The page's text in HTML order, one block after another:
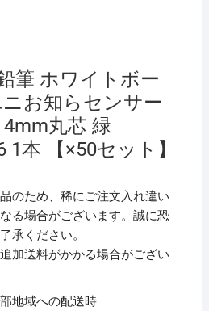
筆 ホワイトボー
ニお知らセンサー
丸芯 緑
1本 【×50セット】
のため、稀にご注文入れ違い
る場合がございます。誠に恐
承ください。
加送料がかかる場合がござい
地域への配送時